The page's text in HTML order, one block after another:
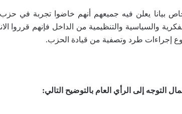
بيانا يعلن فيه جميعهم أنهم خاضوا تجربة في
والسياسية والتنظيمية من الداخل فإنهم قرروا
إجراءات طرد وتصفية من قيادة الحزب.
التوجه إلى الرأي العام بالتوضيح التالي: